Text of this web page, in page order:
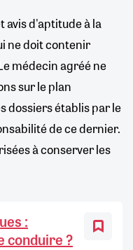
avis d'aptitude à la
ne doit contenir
médecin agréé ne
sur le plan
dossiers établis par le
de ce dernier.
à conserver les
:
conduire ?